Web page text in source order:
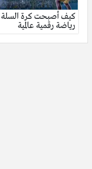
كيف أصبحت كرة السلة
رياضة رقمية عالمية